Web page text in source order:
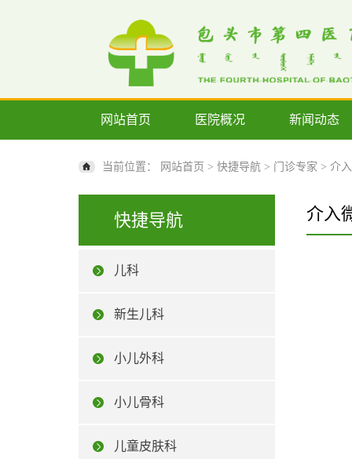
网站首页 医院概况 新闻动态
当前位置： 网站首页 > 快捷导航 > 门诊专家 > 介
快捷导航
儿科
新生儿科
小儿外科
小儿骨科
儿童皮肤科
介入